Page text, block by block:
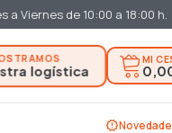
a Viernes de 10:00 a 18:00 h.
MI
new_releases